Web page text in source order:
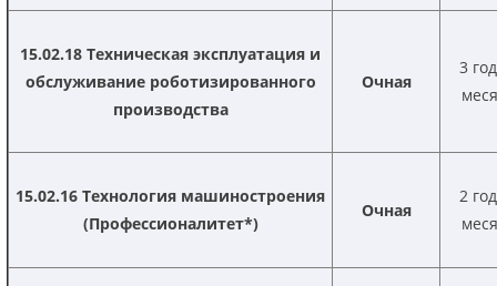
15.02.18 Техническая эксплуатация и
обслуживание роботизированного
производства
Очная
3
15.02.16 Технология машиностроения
(Профессионалитет*)
Очная
2